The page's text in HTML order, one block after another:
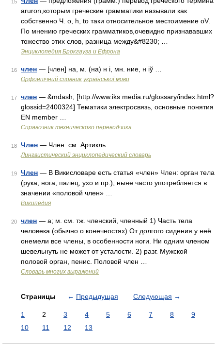
15
aruron,которым греческие грамматики называли как
собственно Ч. o, h, to таки относительное местоимение oV.
По мнению греческих грамматиков,очевидно признававших
тожество этих слов, разница между&#8230; …
Энциклопедия Брокгауза и Ефрона
16 член — [член] на, м. (на) н і, мн. ние, н іў …
Орфоепічний словник української мови
17 член — &mdash; [http://www.iks media.ru/glossary/index.html?
glossid=2400324] Тематики электросвязь, основные понятия
EN member …
Справочник технического переводчика
18 Член — Член см. Артикль …
Лингвистический энциклопедический словарь
19 Член — В Викисловаре есть статья «член» Член: орган тела
(рука, нога, палец, ухо и пр.), ныне часто употребляется в
значении «половой член» …
Википедия
20 член — а; м. см. тж. членский, членный 1) Часть тела
человека (обычно о конечностях) От долгого сидения у неё
онемели все члены, в особенности ноги. Ни одним членом
шевельнуть не может от усталости. 2) разг. Мужской
половой орган, пенис. Половой член …
Словарь многих выражений
Страницы ← Предыдущая Следующая →
1 2 3 4 5 6 7 8
9
10
11 12 13